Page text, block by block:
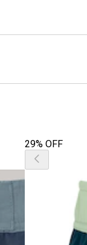
29% OFF